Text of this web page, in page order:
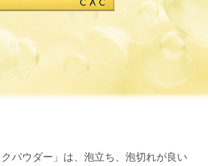
クパウダー」は、泡立ち、泡切れが良い